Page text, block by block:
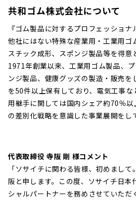
共和ゴム株式会社について
『ゴム製品に対するプロフェッショナ
他社にはない特殊な産業用・工業用ゴ
スチック成形、スポンジ製品等を得意
1971年創業以来、工業用ゴム製品、
ンジ製品、健康グッズの製造・販売を
を50件以上保有しており、電気工事
用継手に関しては国内シェア約70％
の差別化戦略を意識した事業展開をし
代表取締役 寺阪 剛 様コメント
「ソサイチに関わる皆様、初めまし
阪と申します。この度、ソサイチ日本
シャルパートナーを務めさせていただ